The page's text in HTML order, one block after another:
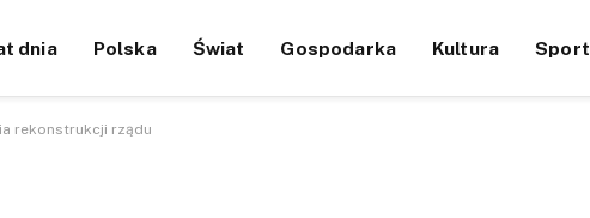
dnia Polska Świat Gospodarka Kultura Sport
rekonstrukcji rządu